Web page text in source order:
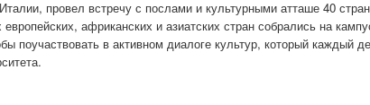
Италии, провел встречу с послами и культурными атташе 40
африканских и азиатских стран собрались на
поучаствовать в активном диалоге культур, который каждый